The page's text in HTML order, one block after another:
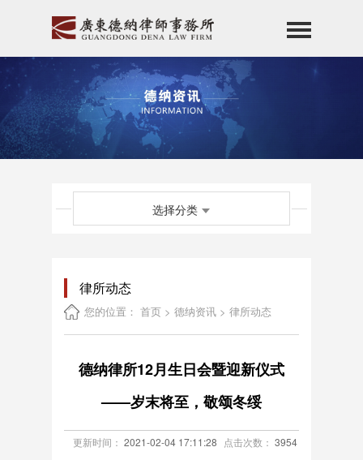
首页
关于德纳
专业团队
服务领域
德纳公益
德纳资讯
招贤纳士
服务中心
选择分类
律所动态
您的位置： 首页 > 德纳资讯 > 律所动态
德纳律所12月生日会暨迎新仪式
——岁末将至，敬颂冬绥
更新时间： 2021-02-04 17:11:28 点击次数： 3954